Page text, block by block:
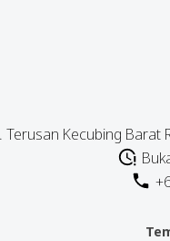
Terusan Kecubing Barat